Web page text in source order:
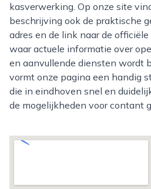
kasverwerking. Op onze site
beschrijving ook de praktische
adres en de link naar de
waar actuele informatie over
en aanvullende diensten wordt
vormt onze pagina een handig
die in eindhoven snel en
de mogelijkheden voor contant